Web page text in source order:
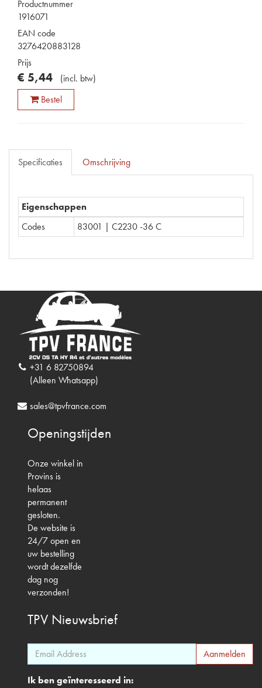
Productnummer
1916071
EAN code
3276420883128
Prijs
€ 5,44 (incl. btw)
Bestel
Specificaties Omschrijving
Eigenschappen
Codes
83001 | C2230 -36 C
+31 6 82750894
(Alleen Whatsapp)
sales@tpvfrance.com
Openingstijden
Onze winkel in
Provins is
helaas
permanent
gesloten.
De website is
24/7 open en
uw bestelling
wordt dezelfde
dag nog
verzonden!
TPV Nieuwsbrief
Ik ben geïnteresseerd in: